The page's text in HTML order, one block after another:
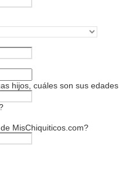
hijos, cuáles son sus edades
MisChiquiticos.com?